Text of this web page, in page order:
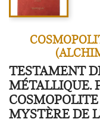
TESTAMENT
MÉTALLIQUE.
MYSTÈRE DE